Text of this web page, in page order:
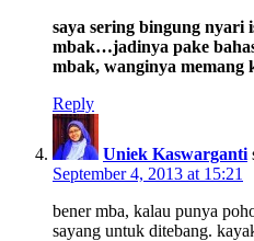
saya sering bingung nyari
mbak…jadinya pake
mbak, wanginya memang
Reply
Uniek Kaswarganti
September 4, 2013 at 15:21
bener mba, kalau punya
sayang untuk ditebang.